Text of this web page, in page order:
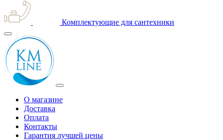
Комплектующие для сантехники
О магазине
Доставка
Оплата
Контакты
Гарантия лучшей цены